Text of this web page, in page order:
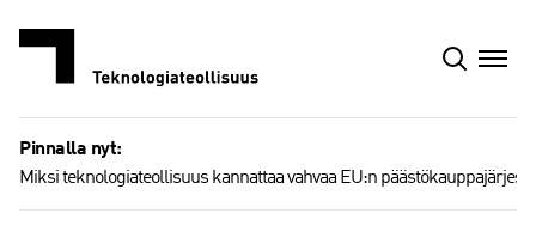
Pinnalla nyt:
Miksi teknologiateollisuus kannattaa vahvaa EU:n